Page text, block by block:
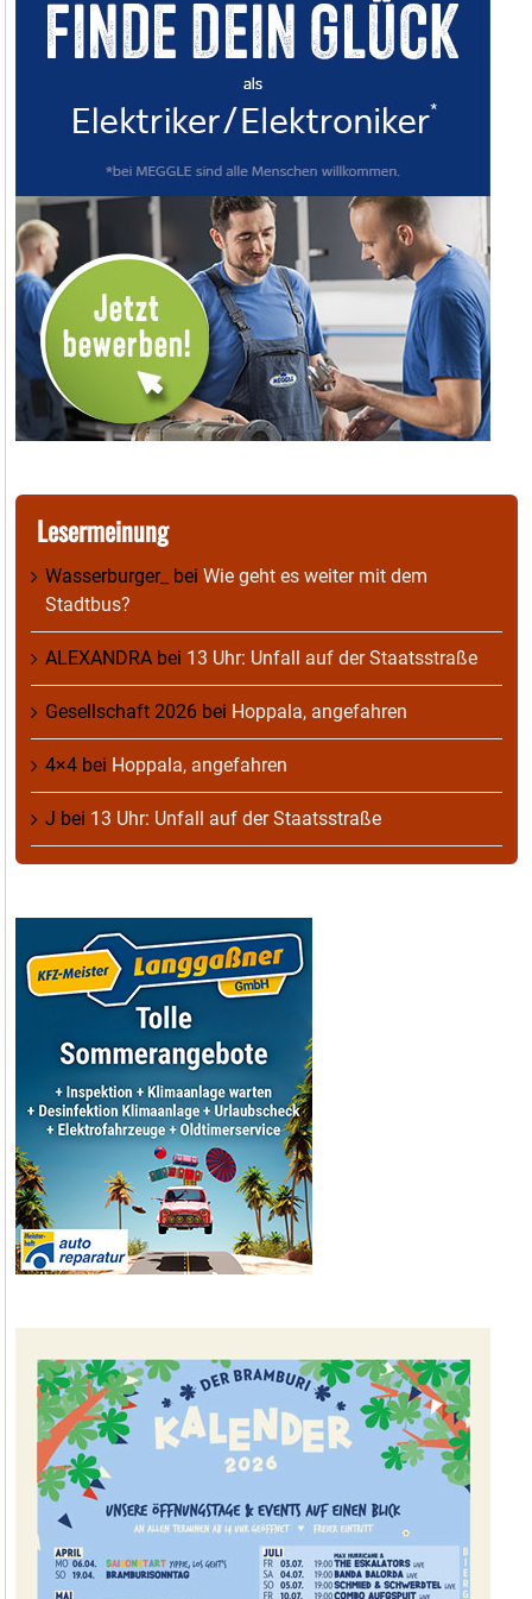
Lesermeinung
Wasserburger_ bei Wie geht es weiter mit dem
Stadtbus?
ALEXANDRA bei 13 Uhr: Unfall auf der Staatsstraße
Gesellschaft 2026 bei Hoppala, angefahren
4×4 bei Hoppala, angefahren
J bei 13 Uhr: Unfall auf der Staatsstraße